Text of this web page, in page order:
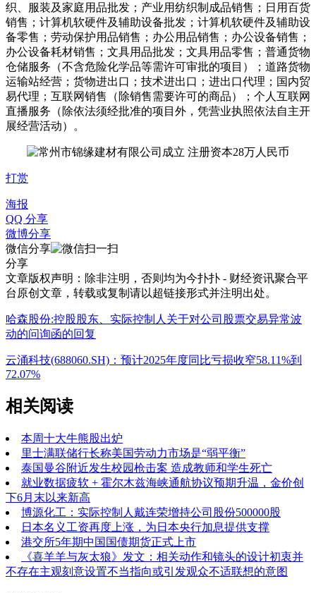
织、服装及家庭用品批发；产业用纺织制成品销售；日用百货
销售；计算机软硬件及辅助设备批发；计算机软硬件及辅助设
备零售；劳动保护用品销售；办公用品销售；办公设备销售；
办公设备耗材销售；文具用品批发；文具用品零售；普通货物
仓储服务（不含危险化学品等需许可审批的项目）；道路货物
运输站经营；货物进出口；技术进出口；进出口代理；国内贸
易代理；互联网销售（除销售需要许可的商品）；个人互联网
直播服务（除依法须经批准的项目外，凭营业执照依法自主开
展经营活动）。
打赏
海报
QQ 分享
微博分享
微信分享
分享
文章版权声明：除非注明，否则均为今扑扑 - 财经资讯聚合平
台 原创文章，转载或复制请以超链接形式并注明出处。
哈森股份:控股股东、实际控制人关于对公司股票交易异常波
动的问询函的回复
云涌科技(688060.SH)：预计2025年度同比亏损收窄58.11%到
72.07%
相关阅读
本周十大牛熊股出炉
里士满联储行长称美国劳动力市场是“弱平衡”
泰国曼谷附近发生校园枪击案 造成教师和学生死亡
就业数据疲软 + 霍尔木兹海峡通航协议预期升温，金价创
下6月末以来新高
博源化工：实际控制人戴连荣增持公司股份500000股
日本名义工资再度上涨，为日本央行加息提供支撑
港交所5年期中国国债期货正式上市
《喜羊羊与灰太狼》发文：相关动作和镜头的设计初衷并
不存在主观刻意设置不当指向或引发观众不适联想的意图